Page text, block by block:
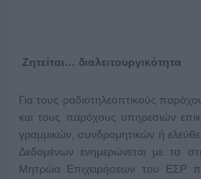
Ζητείται… διαλειτουργικότητα
Για τους ραδιοτηλεοπτικούς
και τους παρόχους υπηρεσιών
γραμμικών, συνδρομητικών ή
Δεδομένων ενημερώνεται με τα
Μητρώα Επιχειρήσεων του ΕΣΡ